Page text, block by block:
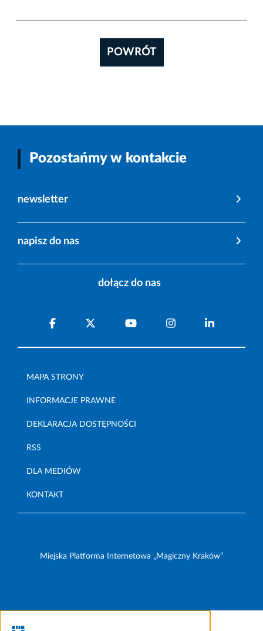
POWRÓT
Pozostańmy w kontakcie
newsletter
napisz do nas
dołącz do nas
MAPA STRONY
INFORMACJE PRAWNE
DEKLARACJA DOSTĘPNOŚCI
RSS
DLA MEDIÓW
KONTAKT
Miejska Platforma Internetowa „Magiczny Kraków”